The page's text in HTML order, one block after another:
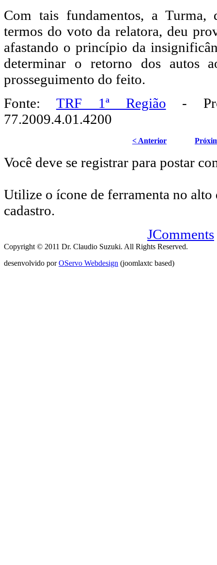
Com tais fundamentos, a Turma,
termos do voto da relatora, deu
afastando o princípio da
determinar o retorno dos autos
prosseguimento do feito.
Fonte: TRF 1ª Região -
77.2009.4.01.4200
< Anterior
Você deve se registrar para postar
Utilize o ícone de ferramenta no alto
cadastro.
JComments
Copyright © 2011 Dr. Claudio Suzuki. All Rights Reserved.
desenvolvido porOServo Webdesign (joomlaxtc based)